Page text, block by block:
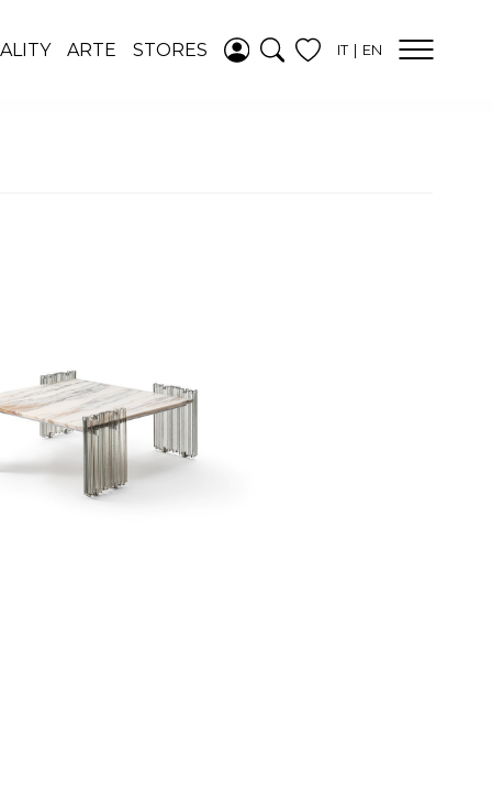
AGGIUNTO ALLA
WISHLIST
ARTE STORES IT EN